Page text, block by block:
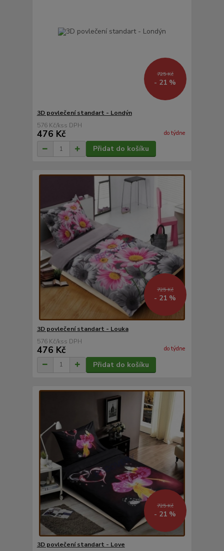
725 Kč
- 21 %
3D povlečení standart - Londýn
576 Kč/ks
476 Kč do týdne
Přidat do košíku
725 Kč
- 21 %
3D povlečení standart - Louka
576 Kč/ks
476 Kč do týdne
Přidat do košíku
725 Kč
- 21 %
3D povlečení standart - Love